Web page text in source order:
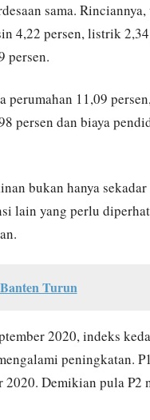
sama.
4,22 persen, listrik
persen.
perumahan 11,09
persen dan biaya
bukan hanya
lain yang perlu
Turun
2020, indeks
peningkatan.
2020. Demikian pula